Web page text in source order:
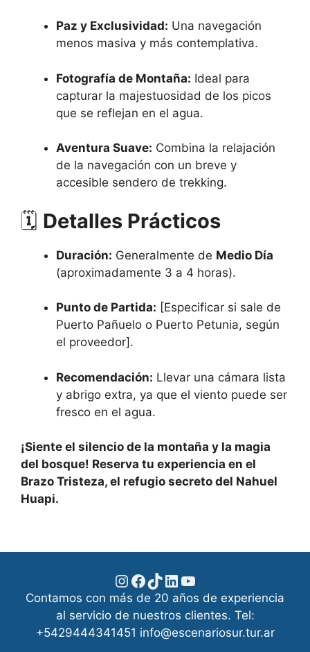
Paz y Exclusividad: Una navegación
menos masiva y más contemplativa.
Fotografía de Montaña: Ideal para
capturar la majestuosidad de los picos
que se reflejan en el agua.
Aventura Suave: Combina la relajación
de la navegación con un breve y
accesible sendero de trekking.
🗓️ Detalles Prácticos
Duración: Generalmente de Medio Día
(aproximadamente 3 a 4 horas).
Punto de Partida: [Especificar si sale de
Puerto Pañuelo o Puerto Petunia, según
el proveedor].
Recomendación: Llevar una cámara lista
y abrigo extra, ya que el viento puede ser
fresco en el agua.
¡Siente el silencio de la montaña y la magia
del bosque! Reserva tu experiencia en el
Brazo Tristeza, el refugio secreto del Nahuel
Huapi.
Instagram
Facebook
TikTok
LinkedIn
YouTube
Contamos con más de 20 años de experiencia
al servicio de nuestros clientes. Tel:
+5429444341451 info@escenariosur.tur.ar